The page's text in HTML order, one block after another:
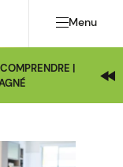
Menu
|